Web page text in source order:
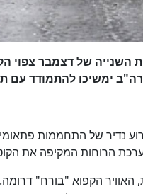
השנייה של דצמבר צפוי
ימשיכו להתמודד עם
נדיר של התחממות
הרוחות המקיפה את
הקפוא "בורח"